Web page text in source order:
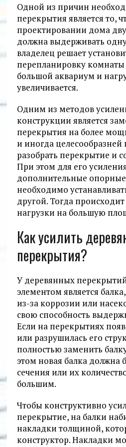
Одной из причин
перекрытия является то,
проектировании дома
должна выдерживать
владелец решает
перепланировку комнаты
большой аквариум и
увеличивается.
Одним из методов
конструкции является
перекрытия на более
и иногда целесообразней
разобрать перекрытие и
При этом для его
дополнительные
необходимо
другой. Тогда
нагрузки на большую
Как усилить
перекрытия?
У деревянных
элементом является
из-за коррозии или
свою способность
Если на перекрытиях
или разрушилась его
полностью заменить
этом новая балка должна
сечения или их
большим.
Чтобы конструктивно
перекрытие, на балки
накладки толщиной,
конструктор. Накладки